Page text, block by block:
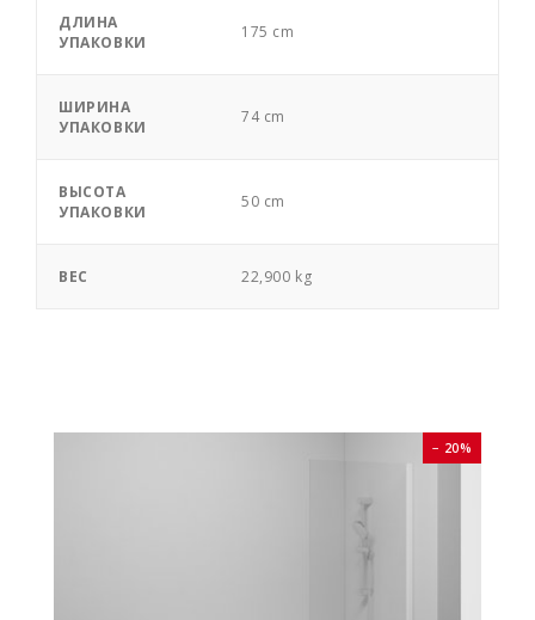
ДЛИНА
УПАКОВКИ
175 cm
ШИРИНА
УПАКОВКИ
74 cm
ВЫСОТА
УПАКОВКИ
50 cm
ВЕС 22,900 kg
− 20%